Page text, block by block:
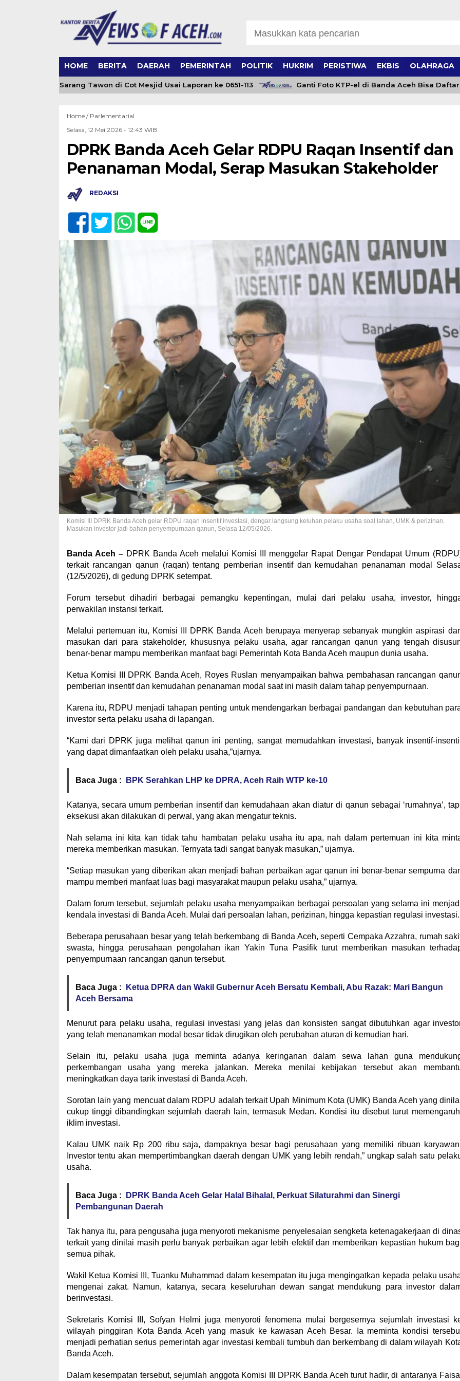
HOME BERITA DAERAH PEMERINTAH POLITIK HUKRIM PERISTIWA EKBIS OLAHRAGA
Evakuasi Sarang Tawon di Cot Mesjid Usai Laporan ke 0651-113 Ganti Foto KTP-el di Banda Aceh Bisa Daftar
Home / Parlementarial
Selasa, 12 Mei 2026 - 12:43 WIB
DPRK Banda Aceh Gelar RDPU Raqan Insentif dan
Penanaman Modal, Serap Masukan Stakeholder
REDAKSI
Komisi III DPRK Banda Aceh gelar RDPU raqan insentif investasi, dengar langsung keluhan pelaku usaha soal lahan, UMK & perizinan.
Masukan investor jadi bahan penyempurnaan qanun, Selasa 12/05/2026.
Banda Aceh –DPRK Banda Aceh melalui Komisi III menggelar Rapat Dengar Pendapat Umum
terkait rancangan qanun (raqan) tentang pemberian insentif dan kemudahan penanaman modal
(12/5/2026), di gedung DPRK setempat.
Forum tersebut dihadiri berbagai pemangku kepentingan, mulai dari pelaku usaha, investor,
perwakilan instansi terkait.
Melalui pertemuan itu, Komisi III DPRK Banda Aceh berupaya menyerap sebanyak mungkin aspirasi
masukan dari para stakeholder, khususnya pelaku usaha, agar rancangan qanun yang tengah
benar-benar mampu memberikan manfaat bagi Pemerintah Kota Banda Aceh maupun dunia usaha.
Ketua Komisi III DPRK Banda Aceh, Royes Ruslan menyampaikan bahwa pembahasan rancangan
pemberian insentif dan kemudahan penanaman modal saat ini masih dalam tahap penyempurnaan.
Karena itu, RDPU menjadi tahapan penting untuk mendengarkan berbagai pandangan dan kebutuhan
investor serta pelaku usaha di lapangan.
“Kami dari DPRK juga melihat qanun ini penting, sangat memudahkan investasi, banyak insentif-
yang dapat dimanfaatkan oleh pelaku usaha,”ujarnya.
Baca Juga : BPK Serahkan LHP ke DPRA, Aceh Raih WTP ke-10
Katanya, secara umum pemberian insentif dan kemudahaan akan diatur di qanun sebagai ‘rumahnya’,
eksekusi akan dilakukan di perwal, yang akan mengatur teknis.
Nah selama ini kita kan tidak tahu hambatan pelaku usaha itu apa, nah dalam pertemuan ini kita
mereka memberikan masukan. Ternyata tadi sangat banyak masukan,” ujarnya.
“Setiap masukan yang diberikan akan menjadi bahan perbaikan agar qanun ini benar-benar sempurna
mampu memberi manfaat luas bagi masyarakat maupun pelaku usaha,” ujarnya.
Dalam forum tersebut, sejumlah pelaku usaha menyampaikan berbagai persoalan yang selama ini
kendala investasi di Banda Aceh. Mulai dari persoalan lahan, perizinan, hingga kepastian regulasi investasi.
Beberapa perusahaan besar yang telah berkembang di Banda Aceh, seperti Cempaka Azzahra, rumah
swasta, hingga perusahaan pengolahan ikan Yakin Tuna Pasifik turut memberikan masukan
penyempurnaan rancangan qanun tersebut.
Baca Juga :
Ketua DPRA dan Wakil Gubernur Aceh Bersatu Kembali, Abu Razak: Mari Bangun
Aceh Bersama
Menurut para pelaku usaha, regulasi investasi yang jelas dan konsisten sangat dibutuhkan agar
yang telah menanamkan modal besar tidak dirugikan oleh perubahan aturan di kemudian hari.
Selain itu, pelaku usaha juga meminta adanya keringanan dalam sewa lahan guna
perkembangan usaha yang mereka jalankan. Mereka menilai kebijakan tersebut akan
meningkatkan daya tarik investasi di Banda Aceh.
Sorotan lain yang mencuat dalam RDPU adalah terkait Upah Minimum Kota (UMK) Banda Aceh yang
cukup tinggi dibandingkan sejumlah daerah lain, termasuk Medan. Kondisi itu disebut turut
iklim investasi.
Kalau UMK naik Rp 200 ribu saja, dampaknya besar bagi perusahaan yang memiliki ribuan
Investor tentu akan mempertimbangkan daerah dengan UMK yang lebih rendah,” ungkap salah satu
usaha.
Baca Juga :
DPRK Banda Aceh Gelar Halal Bihalal, Perkuat Silaturahmi dan Sinergi
Pembangunan Daerah
Tak hanya itu, para pengusaha juga menyoroti mekanisme penyelesaian sengketa ketenagakerjaan di
terkait yang dinilai masih perlu banyak perbaikan agar lebih efektif dan memberikan kepastian hukum
semua pihak.
Wakil Ketua Komisi III, Tuanku Muhammad dalam kesempatan itu juga mengingatkan kepada pelaku
mengenai zakat. Namun, katanya, secara keseluruhan dewan sangat mendukung para investor
berinvestasi.
Sekretaris Komisi III, Sofyan Helmi juga menyoroti fenomena mulai bergesernya sejumlah investasi
wilayah pinggiran Kota Banda Aceh yang masuk ke kawasan Aceh Besar. Ia meminta kondisi
menjadi perhatian serius pemerintah agar investasi kembali tumbuh dan berkembang di dalam wilayah
Banda Aceh.
Dalam kesempatan tersebut, sejumlah anggota Komisi III DPRK Banda Aceh turut hadir, di antaranya Faisal